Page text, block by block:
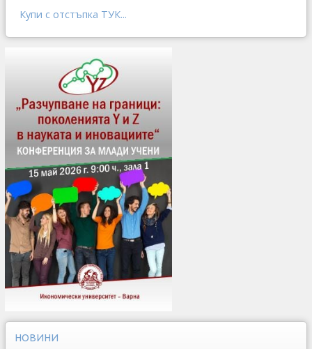
Купи с отстъпка ТУК...
НОВИНИ